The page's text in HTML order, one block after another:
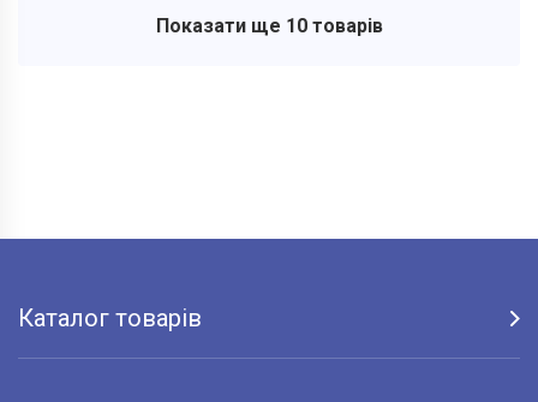
Показати ще 10 товарів
Каталог товарів